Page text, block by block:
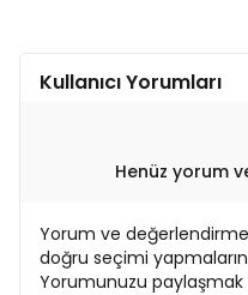
Kullanıcı Yorumları
Henüz yorum
Yorum ve
doğru seçimi
Yorumunuzu paylaşmak